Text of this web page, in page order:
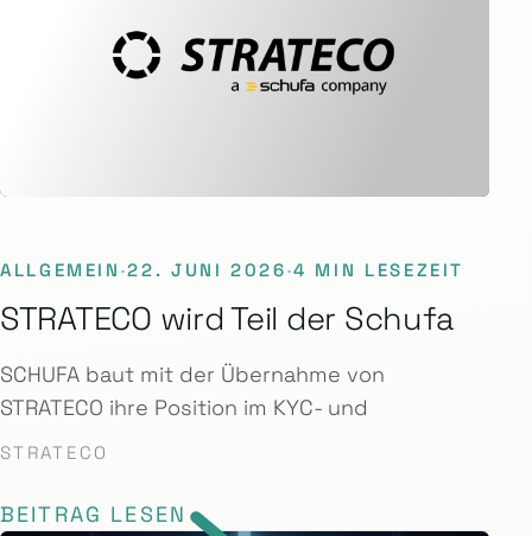
ALLGEMEIN ·22. JUNI 2026·4 MIN LESEZEIT
STRATECO wird Teil der Schufa
SCHUFA baut mit der Übernahme von
STRATECO ihre Position im KYC- und
STRATECO
BEITRAG LESEN